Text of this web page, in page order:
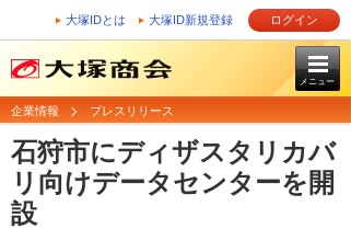
大塚IDとは 大塚ID新規登録 ログイン
メニュー
企業情報 プレスリリース
石狩市にディザスタリカバ
リ向けデータセンターを開
設